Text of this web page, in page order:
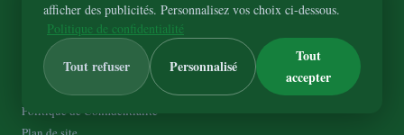
À Propos
Qui suis-je ?
Contact
Mentions Légales
Politique de Confidentialité
afficher des publicités. Personnalisez vos choix ci-dessous.
Politique de confidentialité
Tout refuser Personnalisé
Tout
accepter